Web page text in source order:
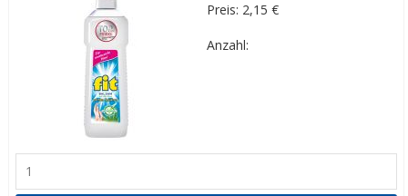
Preis: 2,15 €
Anzahl: